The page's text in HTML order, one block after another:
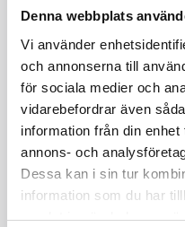
Denna webbplats
Vi använder
och annonserna till
för sociala medier och
vidarebefordrar även
information från din
annons- och
Dessa kan i sin tur
information som du har
samlat in när du har
24t 7d